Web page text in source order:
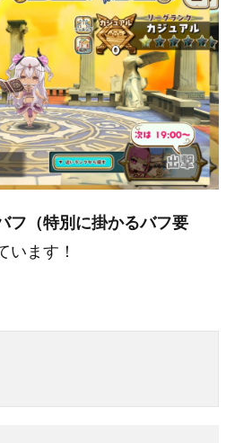
フ（特別に掛かるバフ要
います！